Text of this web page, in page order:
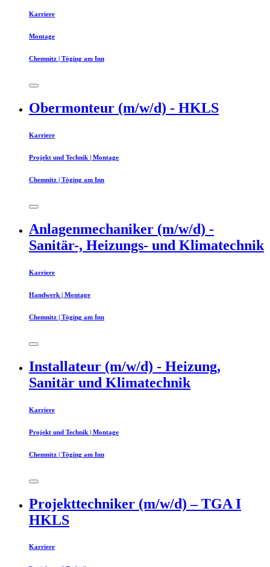
Karriere
Montage
Chemnitz | Töging am Inn
Obermonteur (m/w/d) - HKLS
Karriere
Projekt und Technik | Montage
Chemnitz | Töging am Inn
Anlagenmechaniker (m/w/d) -
Sanitär-, Heizungs- und Klimatechnik
Karriere
Handwerk | Montage
Chemnitz | Töging am Inn
Installateur (m/w/d) - Heizung,
Sanitär und Klimatechnik
Karriere
Projekt und Technik | Montage
Chemnitz | Töging am Inn
Projekttechniker (m/w/d) – TGA I
HKLS
Karriere